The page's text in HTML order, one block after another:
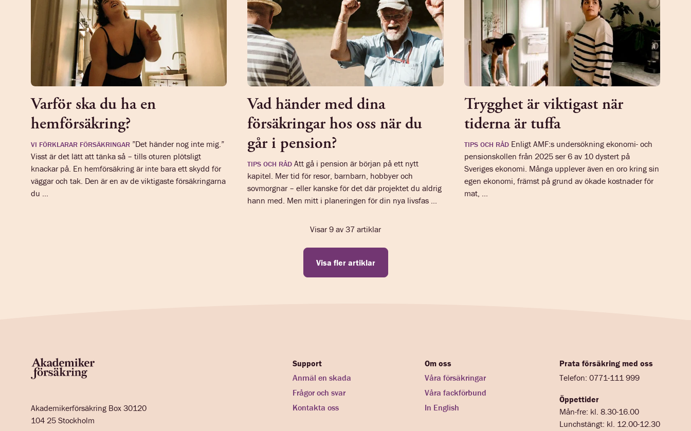
Varför ska du ha en
hemförsäkring?
VI FÖRKLARAR FÖRSÄKRINGAR ”Det händer nog inte mig.”
Visst är det lätt att tänka så – tills oturen plötsligt
knackar på. En hemförsäkring är inte bara ett skydd för
väggar och tak. Den är en av de viktigaste försäkringarna
du ...
Vad händer med dina
försäkringar hos oss när du
går i pension?
TIPS OCH RÅD Att gå i pension är början på ett nytt
kapitel. Mer tid för resor, barnbarn, hobbyer och
sovmorgnar – eller kanske för det där projektet du aldrig
hann med. Men mitt i planeringen för din nya livsfas ...
Trygghet är viktigast när
tiderna är tuffa
TIPS OCH RÅDEnligt AMF:s undersökning ekonomi- och
pensionskollen från 2025 ser 6 av 10 dystert på
Sveriges ekonomi. Många upplever även en oro kring sin
egen ekonomi, främst på grund av ökade kostnader för
mat, ...
Visar 9 av 37 artiklar
Visa fler artiklar
Akademikerförsäkring Box 30120
104 25 Stockholm
Support
Anmäl en skada
Frågor och svar
Kontakta oss
Om oss
Våra försäkringar
Våra fackförbund
In English
Prata försäkring med oss
Telefon: 0771-111 999
Öppettider
Mån-fre: kl. 8.30-16.00
Lunchstängt: kl. 12.00-12.30